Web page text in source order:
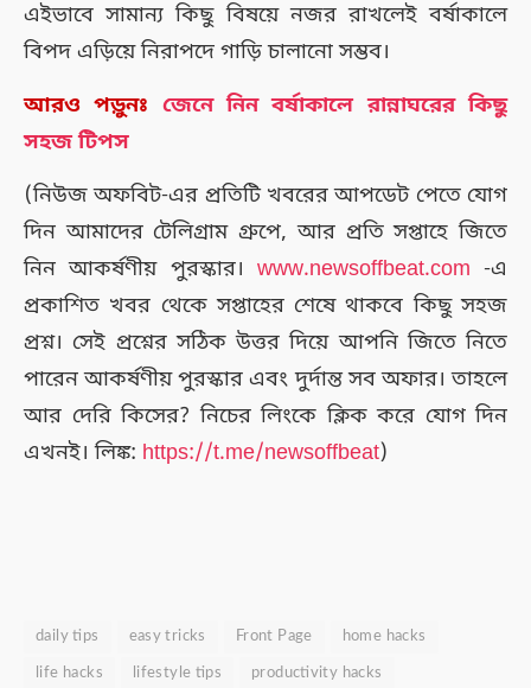
এইভাবে সামান্য কিছু বিষয়ে নজর রাখলেই বর্ষাকালে
বিপদ এড়িয়ে নিরাপদে গাড়ি চালানো সম্ভব।
আরও পড়ুনঃ জেনে নিন বর্ষাকালে রান্নাঘরের কিছু
সহজ টিপস
(নিউজ অফবিট-এর প্রতিটি খবরের আপডেট পেতে যোগ
দিন আমাদের টেলিগ্রাম গ্রুপে, আর প্রতি সপ্তাহে জিতে
নিন আকর্ষণীয় পুরস্কার। www.newsoffbeat.com -এ
প্রকাশিত খবর থেকে সপ্তাহের শেষে থাকবে কিছু সহজ
প্রশ্ন। সেই প্রশ্নের সঠিক উত্তর দিয়ে আপনি জিতে নিতে
পারেন আকর্ষণীয় পুরস্কার এবং দুর্দান্ত সব অফার। তাহলে
আর দেরি কিসের? নিচের লিংকে ক্লিক করে যোগ দিন
এখনই। লিঙ্ক: https://t.me/newsoffbeat)
daily tips easy tricks Front Page home hacks
life hacks lifestyle tips productivity hacks